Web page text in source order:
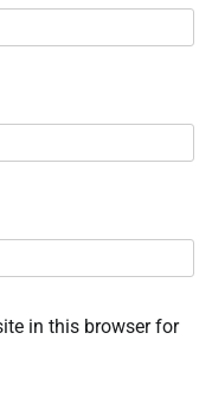
in this browser for